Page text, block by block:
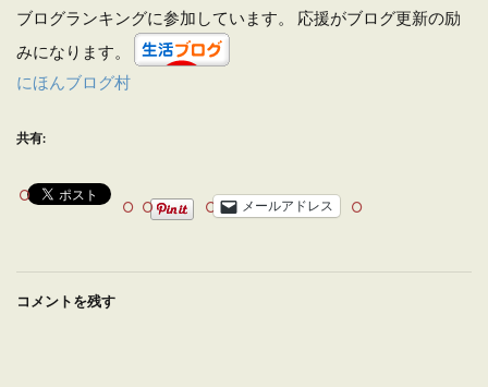
ブログランキングに参加しています。 応援がブログ更新の励
みになります。
にほんブログ村
共有:
メールアドレス
コメントを残す